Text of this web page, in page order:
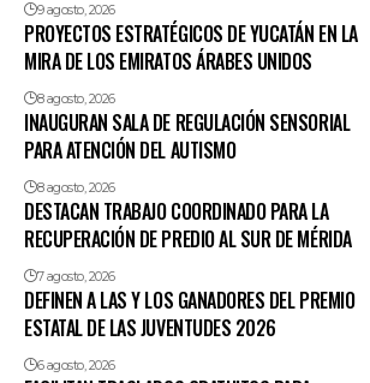
9 agosto, 2026
PROYECTOS ESTRATÉGICOS DE YUCATÁN EN LA
MIRA DE LOS EMIRATOS ÁRABES UNIDOS
8 agosto, 2026
INAUGURAN SALA DE REGULACIÓN SENSORIAL
PARA ATENCIÓN DEL AUTISMO
8 agosto, 2026
DESTACAN TRABAJO COORDINADO PARA LA
RECUPERACIÓN DE PREDIO AL SUR DE MÉRIDA
7 agosto, 2026
DEFINEN A LAS Y LOS GANADORES DEL PREMIO
ESTATAL DE LAS JUVENTUDES 2026
6 agosto, 2026